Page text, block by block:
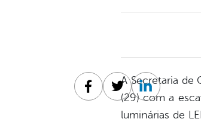
A Secretaria de
(29) com a
luminárias de
Facebook
Twitter